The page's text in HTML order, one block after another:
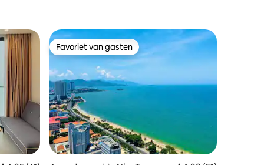
Favoriet van gasten
Favoriet van gasten